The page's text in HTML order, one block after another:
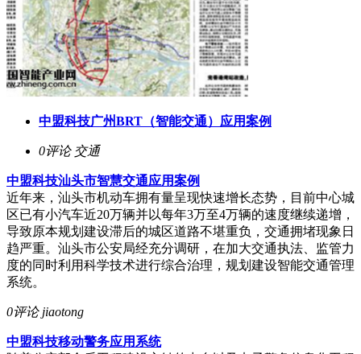
中盟科技广州BRT（智能交通）应用案例
0评论交通
中盟科技汕头市智慧交通应用案例
近年来，汕头市机动车拥有量呈现快速增长态势，目前中心城
区已有小汽车近20万辆并以每年3万至4万辆的速度继续递增，
导致原本规划建设滞后的城区道路不堪重负，交通拥堵现象日
趋严重。汕头市公安局经充分调研，在加大交通执法、监管力
度的同时利用科学技术进行综合治理，规划建设智能交通管理
系统。
0评论jiaotong
中盟科技移动警务应用系统